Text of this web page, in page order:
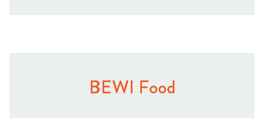
BEWI Food